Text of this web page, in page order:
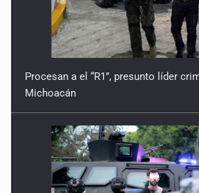
Procesan a el “R1”, presunto líder
Michoacán